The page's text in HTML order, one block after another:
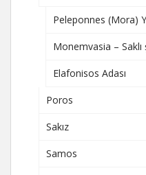
Peleponnes (Mora)
Monemvasia – Saklı
Elafonisos Adası
Poros
Sakız
Samos